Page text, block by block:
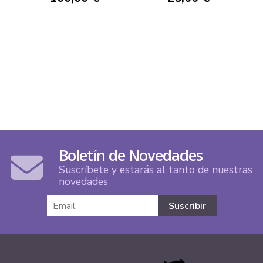
Boletín de Novedades
Suscríbete y estarás al tanto de nuestras
novedades